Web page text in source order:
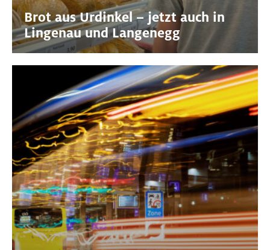
Brot aus Urdinkel – jetzt auch in
Lingenau und Langenegg